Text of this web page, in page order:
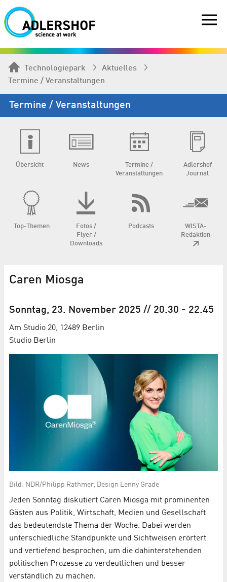
Technologiepark
Aktuelles
Termine / Veranstaltungen
Termine / Veranstaltungen
Übersicht News
Termine /
Veranstaltungen
Adlershof
Journal
Top-Themen
Fotos /
Flyer /
Downloads
Podcasts
WISTA-
Redaktion
Caren Miosga
Sonntag, 23. November 2025 // 20.30 - 22.45
Am Studio 20, 12489 Berlin
Studio Berlin
Bild: NDR/Philipp Rathmer; Design Lenny Grade
Jeden Sonntag diskutiert Caren Miosga mit prominenten
Gästen aus Politik, Wirtschaft, Medien und Gesellschaft
das bedeutendste Thema der Woche. Dabei werden
unterschiedliche Standpunkte und Sichtweisen erörtert
und vertiefend besprochen, um die dahinterstehenden
politischen Prozesse zu verdeutlichen und besser
verständlich zu machen.